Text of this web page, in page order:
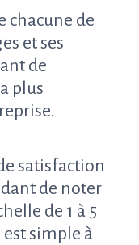
chacune de
et ses
de
plus
satisfaction
de noter
de 1 à 5
est simple à